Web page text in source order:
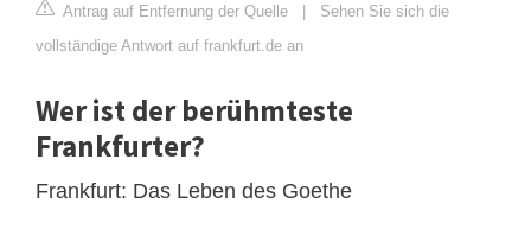
Antrag auf Entfernung der Quelle | Sehen Sie sich die
vollständige Antwort auf frankfurt.de an
Wer ist der berühmteste
Frankfurter?
Frankfurt: Das Leben des Goethe